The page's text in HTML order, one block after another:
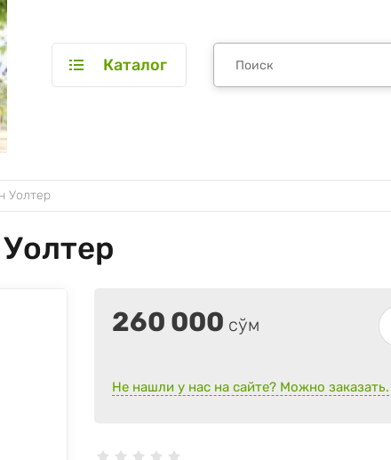
Каталог
Уолтер
260 000 сўм
Не нашли у нас на сайте? Можно заказать.